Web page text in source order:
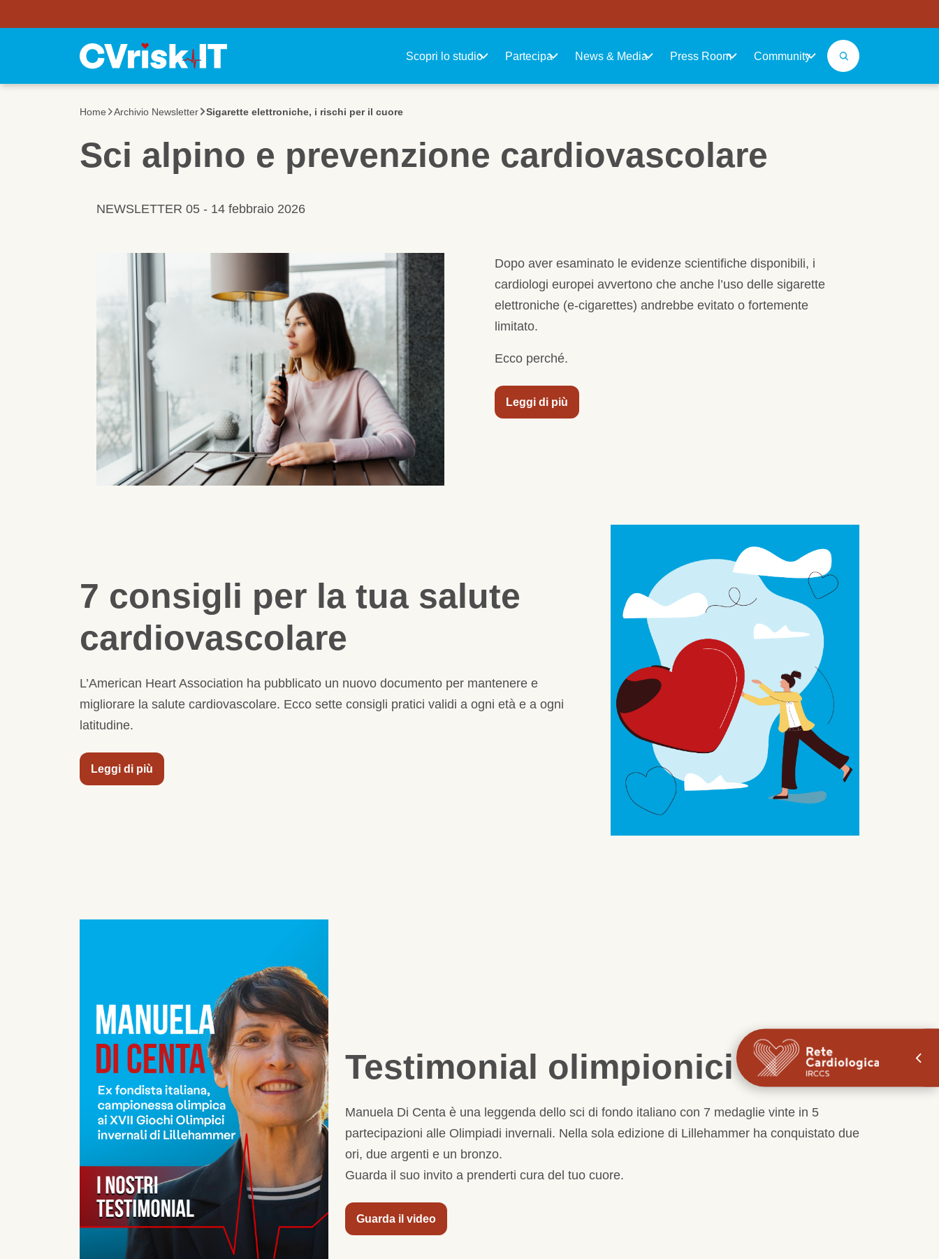
Navigazione principale
Scopri lo studio Partecipa News & Media Press Room Community
Home Archivio Newsletter Sigarette elettroniche, i rischi per il cuore
Sci alpino e prevenzione cardiovascolare
NEWSLETTER 05 - 14 febbraio 2026
Dopo aver esaminato le evidenze scientifiche disponibili, i
cardiologi europei avvertono che anche l’uso delle sigarette
elettroniche (e-cigarettes) andrebbe evitato o fortemente
limitato.
Ecco perché.
Leggi di più
7 consigli per la tua salute
cardiovascolare
L’American Heart Association ha pubblicato un nuovo documento per mantenere e
migliorare la salute cardiovascolare. Ecco sette consigli pratici validi a ogni età e a ogni
latitudine.
Leggi di più
Testimonial olimpionici
Manuela Di Centa è una leggenda dello sci di fondo italiano con 7 medaglie vinte in 5
partecipazioni alle Olimpiadi invernali. Nella sola edizione di Lillehammer ha conquistato due
ori, due argenti e un bronzo.
Guarda il suo invito a prenderti cura del tuo cuore.
Guarda il video